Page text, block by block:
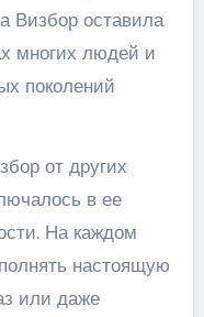
Визбор оставила
многих людей и
поколений
от других
в ее
На каждом
настоящую
или даже